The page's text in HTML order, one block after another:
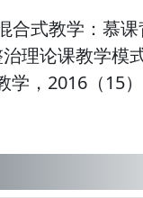
合式教学：慕
理论课教学模
学，2016（15